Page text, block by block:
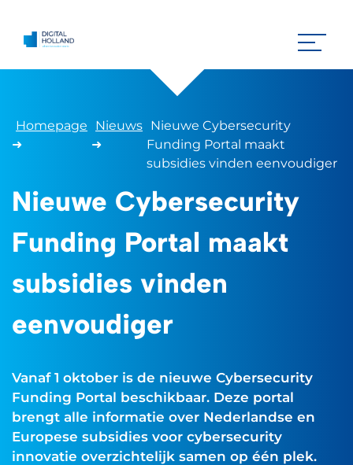
Homepage
➜
Nieuws
➜
Nieuwe Cybersecurity
Funding Portal maakt
subsidies vinden eenvoudiger
Nieuwe Cybersecurity
Funding Portal maakt
subsidies vinden
eenvoudiger
Vanaf 1 oktober is de nieuwe Cybersecurity
Funding Portal beschikbaar. Deze portal
brengt alle informatie over Nederlandse en
Europese subsidies voor cybersecurity
innovatie overzichtelijk samen op één plek.